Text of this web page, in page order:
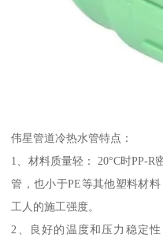
伟星管道冷热水管特点：
1、材料质量轻： 20°C时PP-
管，也小于PE等其他塑料材
工人的施工强度。
2、良好的温度和压力稳定